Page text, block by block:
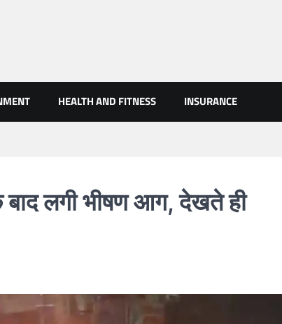
HEALTH AND FITNESS INSURANCE
लगी भीषण आग, देखते ही